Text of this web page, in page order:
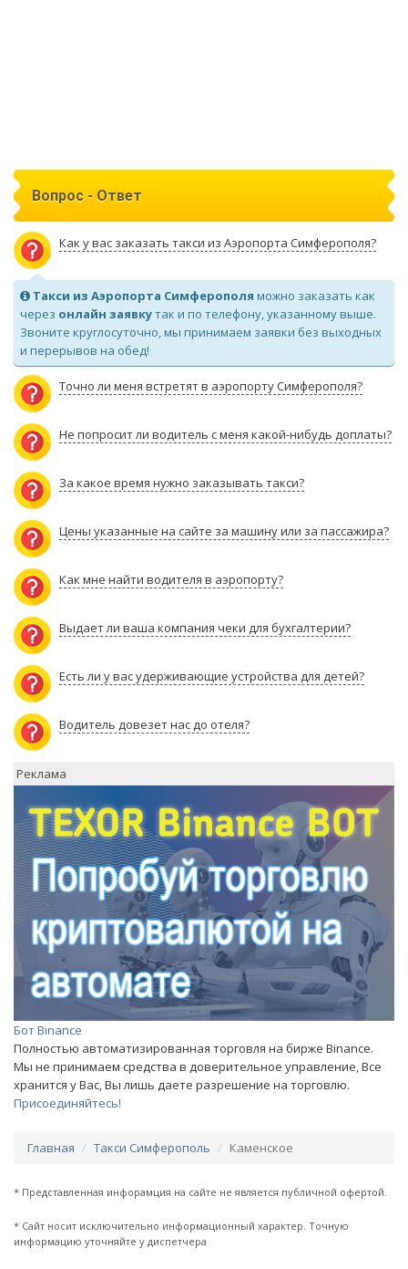
Вопрос - Ответ
Как у вас заказать такси из Аэропорта Симферополя?
Такси из Аэропорта Симферополя можно заказать как
через онлайн заявкутак и по телефону, указанному выше.
Звоните круглосуточно, мы принимаем заявки без выходных
и перерывов на обед!
Точно ли меня встретят в аэропорту Симферополя?
Не попросит ли водитель с меня какой-нибудь доплаты?
За какое время нужно заказывать такси?
Цены указанные на сайте за машину или за пассажира?
Как мне найти водителя в аэропорту?
Выдает ли ваша компания чеки для бухгалтерии?
Есть ли у вас удерживающие устройства для детей?
Водитель довезет нас до отеля?
Реклама
Бот Binance
Полностью автоматизированная торговля на бирже Binance.
Мы не принимаем средства в доверительное управление, Все
хранится у Вас, Вы лишь даете разрешение на торговлю.
Присоединяйтесь!
Главная Такси Симферополь Каменское
* Представленная инфорамция на сайте не является публичной офертой.
* Сайт носит исключительно информационный характер. Точную
информацию уточняйте у диспетчера